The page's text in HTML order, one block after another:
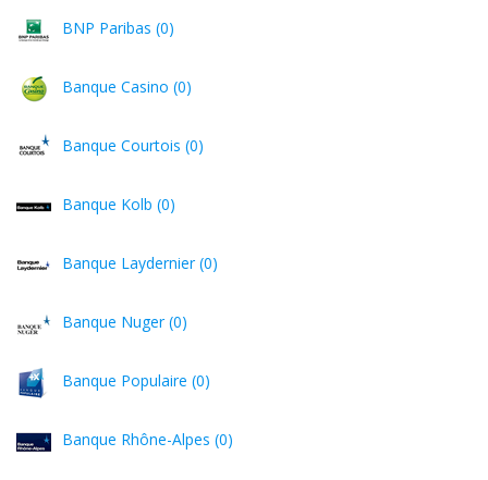
BNP Paribas (0)
Banque Casino (0)
Banque Courtois (0)
Banque Kolb (0)
Banque Laydernier (0)
Banque Nuger (0)
Banque Populaire (0)
Banque Rhône-Alpes (0)